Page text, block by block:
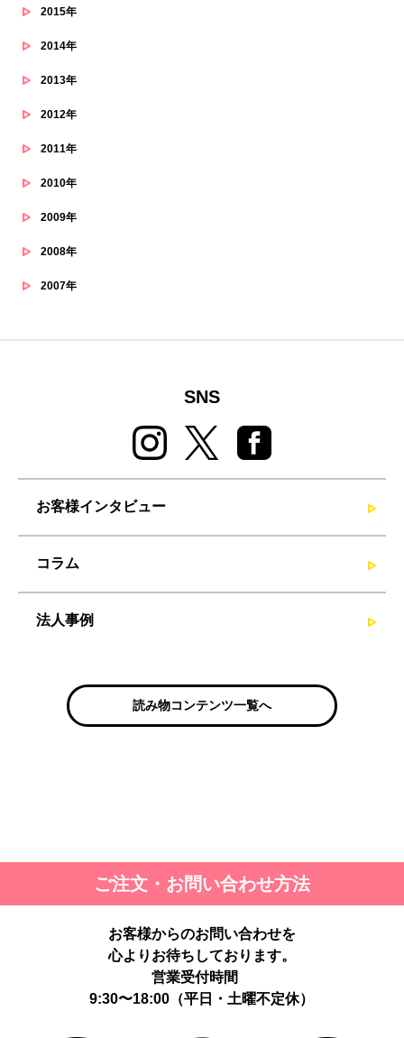
2015年
2014年
2013年
2012年
2011年
2010年
2009年
2008年
2007年
SNS
お客様インタビュー
コラム
法人事例
読み物コンテンツ一覧へ
ご注文・お問い合わせ方法
お客様からのお問い合わせを
心よりお待ちしております。
営業受付時間
9:30〜18:00（平日・土曜不定休）